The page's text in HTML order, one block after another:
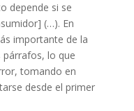
depende si se
(…). En
importante de la
párrafos, lo que
tomando en
desde el primer